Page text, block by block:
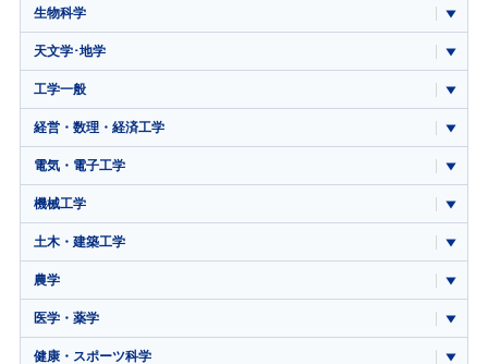
生物科学
天文学･地学
工学一般
経営・数理・経済工学
電気・電子工学
機械工学
土木・建築工学
農学
医学・薬学
健康・スポーツ科学